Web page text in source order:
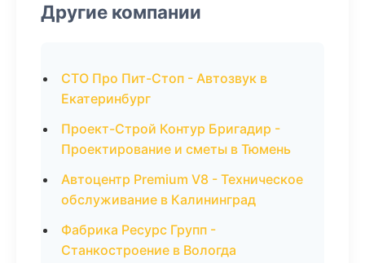
Другие компании
СТО Про Пит-Стоп - Автозвук в
Екатеринбург
Проект-Строй Контур Бригадир -
Проектирование и сметы в Тюмень
Автоцентр Premium V8 - Техническое
обслуживание в Калининград
Фабрика Ресурс Групп -
Станкостроение в Вологда